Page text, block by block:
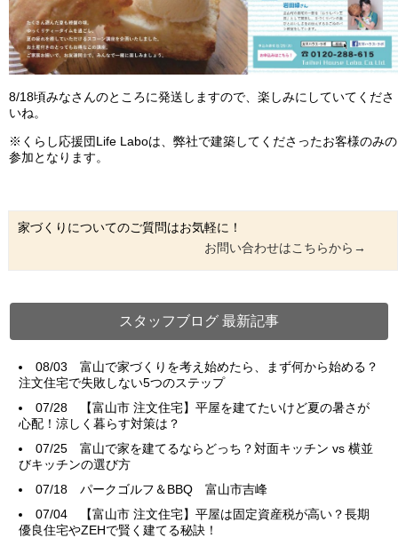
8/18頃みなさんのところに発送しますので、楽しみにしていてくださ
いね。
※くらし応援団Life Laboは、弊社で建築してくださったお客様のみの
参加となります。
家づくりについてのご質問はお気軽に！
お問い合わせはこちらから→
スタッフブログ 最新記事
08/03富山で家づくりを考え始めたら、まず何から始める？
注文住宅で失敗しない5つのステップ
07/28
【富山市 注文住宅】平屋を建てたいけど夏の暑さが
心配！涼しく暮らす対策は？
07/25富山で家を建てるならどっち？対面キッチン vs 横並
びキッチンの選び方
07/18パークゴルフ＆BBQ 富山市吉峰
07/04
【富山市 注文住宅】平屋は固定資産税が高い？長期
優良住宅やZEHで賢く建てる秘訣！